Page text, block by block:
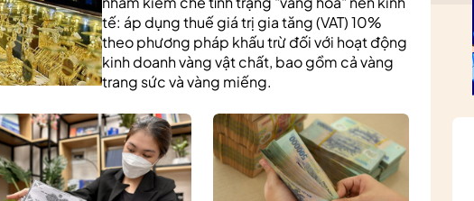
tế: áp dụng thuế giá trị gia tăng (VAT) 10%
theo phương pháp khấu trừ đối với hoạt động
kinh doanh vàng vật chất, bao gồm cả vàng
trang sức và vàng miếng.